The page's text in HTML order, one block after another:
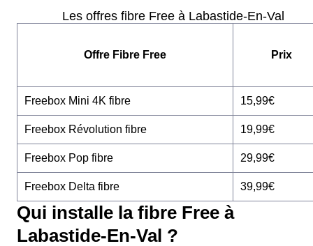
Les offres fibre Free à Labastide-En-Val
Offre Fibre Free Prix
Freebox Mini 4K fibre 15,99€
Freebox Révolution fibre 19,99€
Freebox Pop fibre 29,99€
Freebox Delta fibre 39,99€
Qui installe la fibre Free à
Labastide-En-Val ?